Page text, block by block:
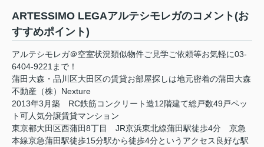
ARTESSIMO LEGAアルテシモレガのコメント(お
すすめポイント)
アルテシモレガ＠空室状況類似物件ご見学ご依頼等お気軽に03-
6404-9221まで！
蒲田大森・品川区大田区の賃貸お部屋探しは地元密着の蒲田大森
不動産（株）Nexture
2013年3月築 RC鉄筋コンクリート造12階建て総戸数49戸ペッ
ト可人気分譲賃貸マンション
東京都大田区西蒲田8丁目 JR京浜東北線蒲田駅徒歩4分 京急
本線京急蒲田駅徒歩15分駅から徒歩4分というアクセス良好な駅